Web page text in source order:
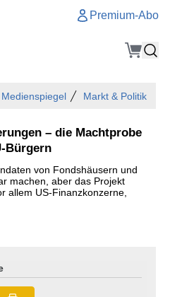
Premium-Abo
Medienspiegel Markt & Politik
– die Machtprobe
Bürgern
von Fondshäusern und
machen, aber das Projekt
allem US-Finanzkonzerne,